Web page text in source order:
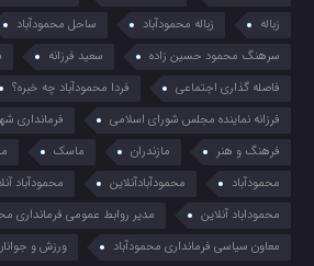
زباله
زباله محمودآباد ساحل محمودآباد
سرهنگ محمود حسین زاده
سعید فرزانه
فاصله گذاری اجتماعی
فردا محمودآباد چه خبره؟
فرزانه نماینده مجلس شورای اسلامی
فرمانداری
فرهنگ و هنر
مازندران ماسک
محمودآباد
محمودآبادآنلاین
محمودآباد
محموداباد آنلاین
مدیر روابط عمومی فرمانداری
معاون سیاسی فرمانداری محمودآباد
ورزش و